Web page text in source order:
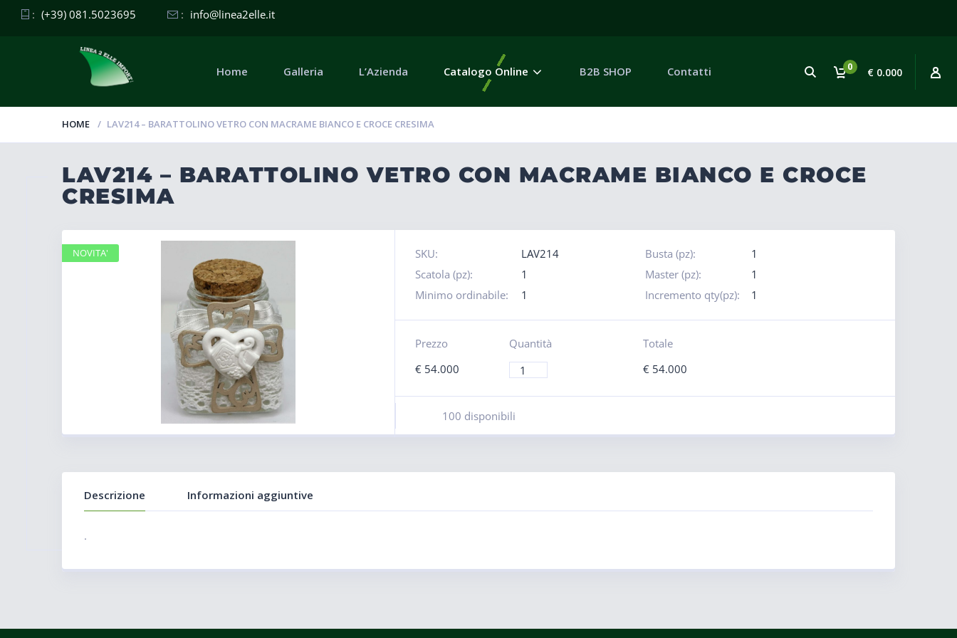
: (+39) 081.5023695 : info@linea2elle.it
0 € 0.000
Home Galleria L’Azienda Catalogo Online B2B SHOP Contatti
HOME LAV214 – BARATTOLINO VETRO CON MACRAME BIANCO E CROCE CRESIMA
LAV214 – BARATTOLINO VETRO CON MACRAME BIANCO E CROCE
CRESIMA
SKU: LAV214 Busta (pz):
1
Scatola (pz):
1 Master (pz):
1
Minimo ordinabile:
1 Incremento qty(pz): 1
Prezzo
€ 54.000
Quantità
Totale
€54.000
100 disponibili
NOVITA'
Descrizione Informazioni aggiuntive
.